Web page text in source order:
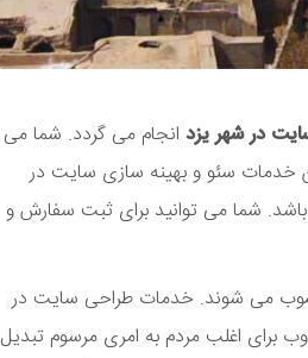
در شهر یزد انجام می گردد. شما می
خدمات سئو و بهینه سازی سایت در
شما می توانید برای ثبت سفارش و
می شوند. خدمات طراحی سایت در
برای اغلب مردم به امری مرسوم تبدیل